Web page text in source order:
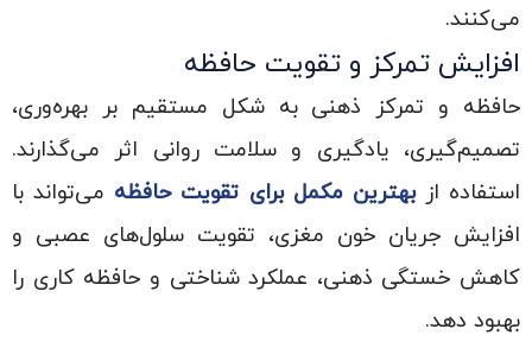
می‌کنند.
افزایش تمرکز و تقویت حافظه
حافظه و تمرکز ذهنی به شکل مستقیم بر بهره‌وری،
تصمیم‌گیری، یادگیری و سلامت روانی اثر می‌گذارند.
استفاده ازبهترین مکمل برای تقویت حافظه می‌تواند با
افزایش جریان خون مغزی، تقویت سلول‌های عصبی و
کاهش خستگی ذهنی، عملکرد شناختی و حافظه کاری را
بهبود دهد.